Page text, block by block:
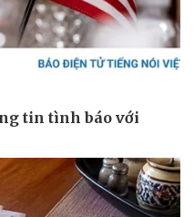
Quân sự - Quốc phòng
Phân tích